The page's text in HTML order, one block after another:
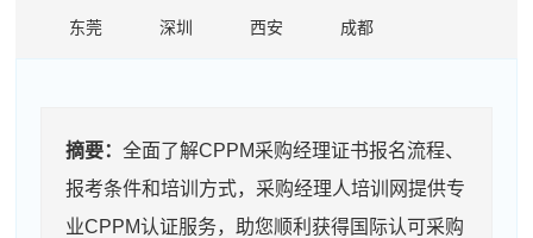
东莞
深圳 西安 成都
摘要：全面了解CPPM采购经理证书报名流程、
报考条件和培训方式，采购经理人培训网提供专
业CPPM认证服务，助您顺利获得国际认可采购